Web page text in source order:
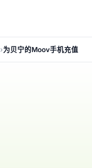
为贝宁的Moov手机充值